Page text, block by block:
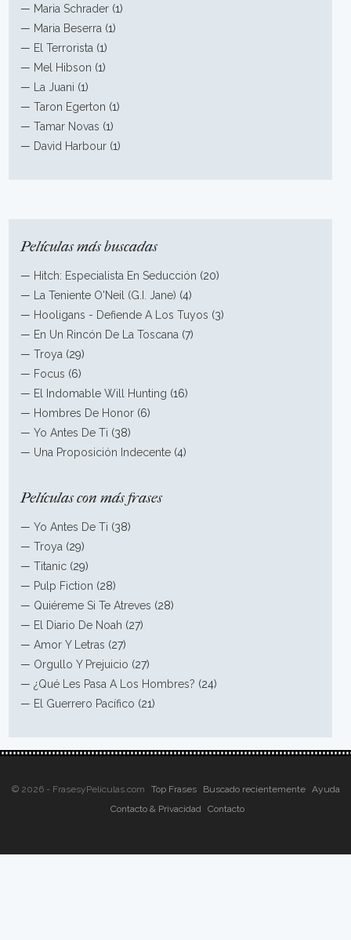
— Maria Schrader (1)
— Maria Beserra (1)
— El Terrorista (1)
— Mel Hibson (1)
—
La Juani (1)
—Taron Egerton (1)
—Tamar Novas (1)
— David Harbour (1)
Películas más buscadas
— Hitch: Especialista En Seducción (20)
—
La Teniente O'Neil (G.I. Jane) (4)
— Hooligans - Defiende A Los Tuyos (3)
— En Un Rincón De La Toscana (7)
—Troya (29)
— Focus (6)
— El Indomable Will Hunting (16)
— Hombres De Honor (6)
—Yo Antes De Ti (38)
— Una Proposición Indecente (4)
Películas con más frases
—Yo Antes De Ti (38)
—Troya (29)
—Titanic (29)
— Pulp Fiction (28)
— Quiéreme Si Te Atreves (28)
— El Diario De Noah (27)
—Amor Y Letras (27)
— Orgullo Y Prejuicio (27)
—¿Qué Les Pasa A Los Hombres? (24)
— El Guerrero Pacífico (21)
© 2026 - FrasesyPeliculas.com Top Frases Buscado recientemente
Ayuda
Contacto & Privacidad
Contacto